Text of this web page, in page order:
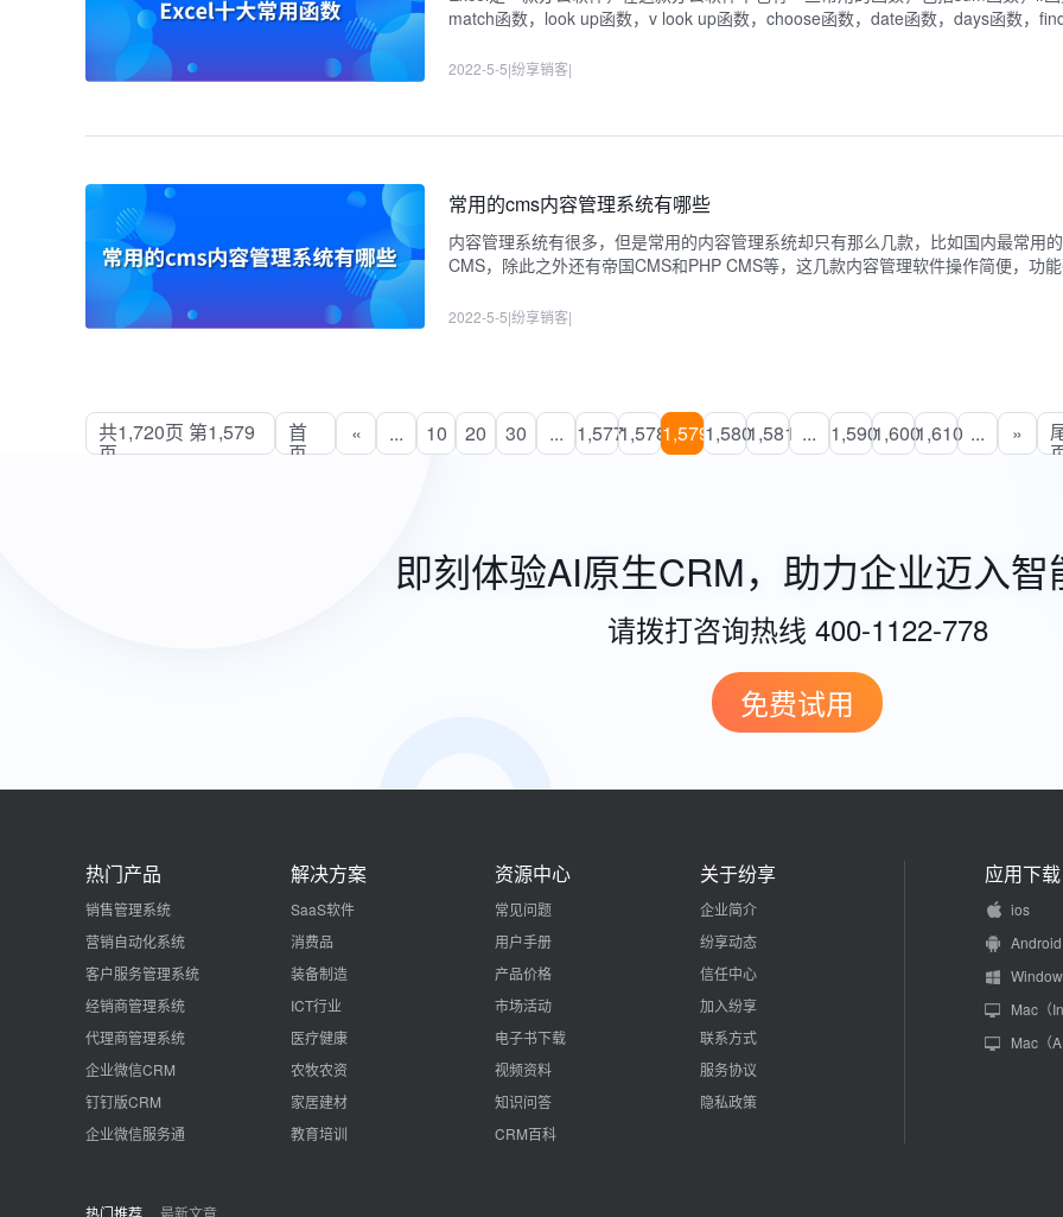
match函数，look up函数，v look up函数，choose函数，date函数，days函数，
2022-5-5|纷享销客|
常用的cms内容管理系统有哪些
内容管理系统有很多，但是常用的内容管理系统却只有那么几款，比如国内最常用
CMS，除此之外还有帝国CMS和PHP CMS等，这几款内容管理软件操作简便，功
2022-5-5|纷享销客|
共1,720页 第1,579
页
首
页
« ... 10 20 30 ... 1,5771,5781,5791,5801,581 ... 1,5901,6001,610 ... »
即刻体验AI原生CRM，助力企业迈入智
请拨打咨询热线 400-1122-778
免费试用
热门产品
销售管理系统
营销自动化系统
客户服务管理系统
经销商管理系统
代理商管理系统
企业微信CRM
钉钉版CRM
企业微信服务通
解决方案
SaaS软件
消费品
装备制造
ICT行业
医疗健康
农牧农资
家居建材
教育培训
资源中心
常见问题
用户手册
产品价格
市场活动
电子书下载
视频资料
知识问答
CRM百科
关于纷享
企业简介
纷享动态
信任中心
加入纷享
联系方式
服务协议
隐私政策
应用下载
ios
Android
Mac（
Mac（
热门推荐 最新文章